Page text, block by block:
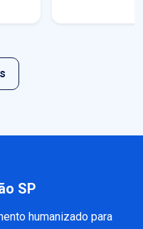
SP
humanizado para